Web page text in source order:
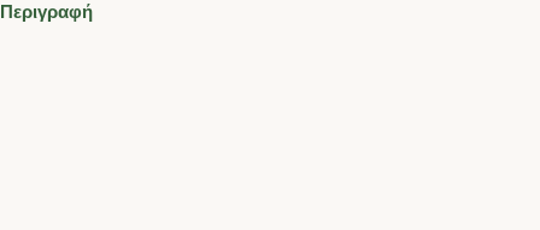
Περιγραφή